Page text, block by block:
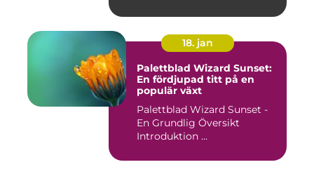
18. jan
Palettblad Wizard Sunset:
En fördjupad titt på en
populär växt
Palettblad Wizard Sunset -
En Grundlig Översikt
Introduktion ...